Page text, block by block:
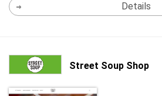
Details
Street Soup Shop